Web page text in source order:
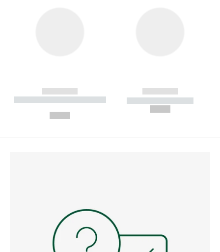
------------
----------- ----------- --------
------------
----------- -----------